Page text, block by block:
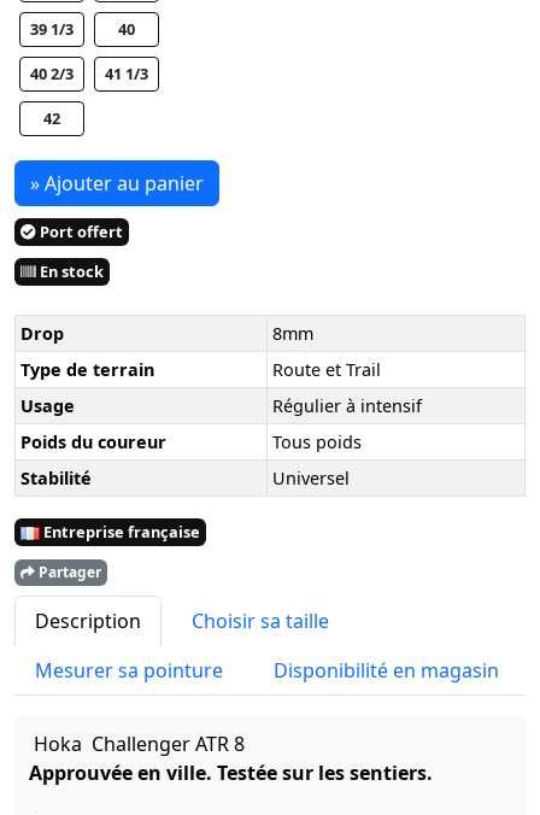
39 1/3 40
40 2/3 41 1/3
42
» Ajouter au panier
Port offert
En stock
Drop
8mm
Type de terrain
Route et Trail
Usage
Régulier à intensif
Poids du coureur
Tous poids
Stabilité
Universel
Entreprise française
Partager
Description
Choisir sa taille
Mesurer sa pointure
Disponibilité en magasin
Hoka Challenger ATR 8
Approuvée en ville. Testée sur les sentiers.